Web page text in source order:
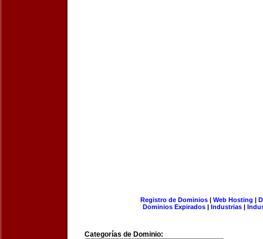
Registro de Dominios| Web Hosting |
Dominios Expirados | Industrias |
Categorías de Dominio: